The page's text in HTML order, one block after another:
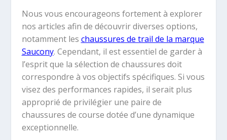
Nous vous encourageons fortement à explorer
nos articles afin de découvrir diverses options,
notamment les chaussures de trail de la marque
Saucony. Cependant, il est essentiel de garder à
l’esprit que la sélection de chaussures doit
correspondre à vos objectifs spécifiques. Si vous
visez des performances rapides, il serait plus
approprié de privilégier une paire de
chaussures de course dotée d’une dynamique
exceptionnelle.